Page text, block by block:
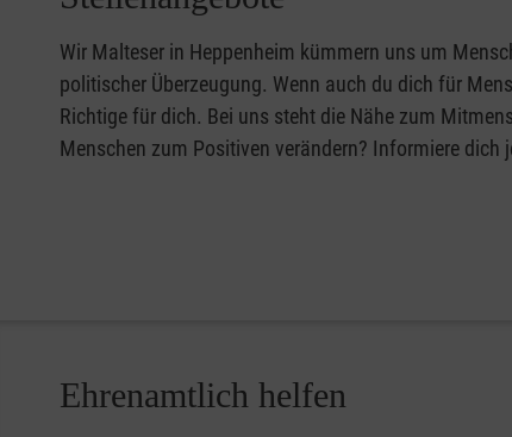
Wir Malteser in Heppenheim kümmern uns um
politischer Überzeugung. Wenn auch du dich für
Richtige für dich. Bei uns steht die Nähe zum
Menschen zum Positiven verändern? Informiere dich
Ehrenamtlich helfen